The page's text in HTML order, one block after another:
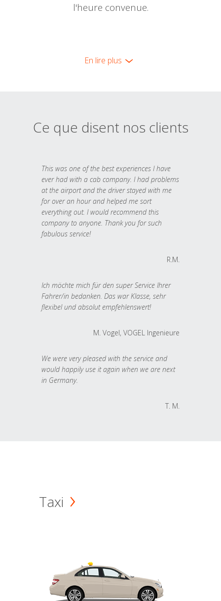
l'heure convenue.
En lire plus
Ce que disent nos clients
This was one of the best experiences I have
ever had with a cab company. I had problems
at the airport and the driver stayed with me
for over an hour and helped me sort
everything out. I would recommend this
company to anyone. Thank you for such
fabulous service!
R.M.
Ich möchte mich für den super Service Ihrer
Fahrer/in bedanken. Das war Klasse, sehr
flexibel und absolut empfehlenswert!
M. Vogel, VOGEL Ingenieure
We were very pleased with the service and
would happily use it again when we are next
in Germany.
T. M.
Taxi